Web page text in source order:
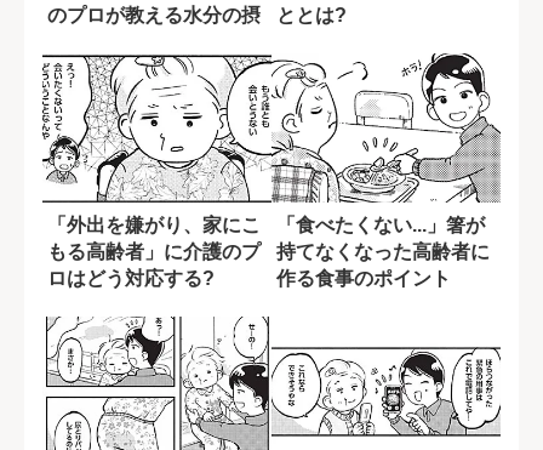
のプロが教える水分の摂
ととは?
「外出を嫌がり、家にこ
もる高齢者」に介護のプ
ロはどう対応する?
「食べたくない...」箸が
持てなくなった高齢者に
作る食事のポイント